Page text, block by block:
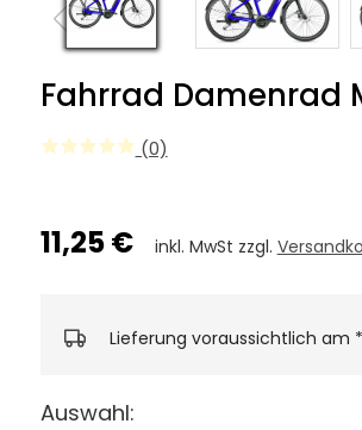
Fahrrad Damenrad
(0)
11,25 € inkl. MwSt zzgl.
Lieferung voraussichtlich am *
Auswahl: